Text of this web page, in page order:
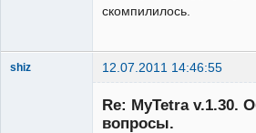
скомпилилось.
shiz 12.07.2011 14:46:55
Re: MyTetra v.1.30.
вопросы.